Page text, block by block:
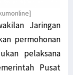
Jaringan
permohonan
pelaksana
Pusat